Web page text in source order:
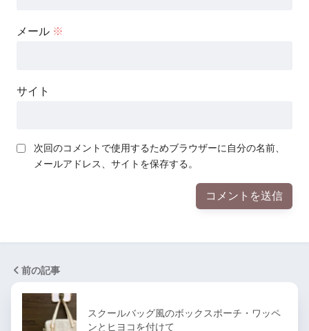
メール ※
サイト
次回のコメントで使用するためブラウザーに自分の名前、
メールアドレス、サイトを保存する。
前の記事
スクールバッグ風のボックスポーチ・ワッペ
ンとヒヨコを付けて